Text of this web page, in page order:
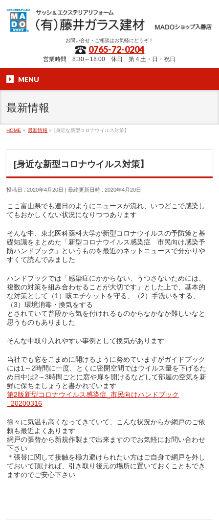
お問い合せ・ご相談はお気軽にどうぞ！
0765-72-0204
営業時間 8:30～18:00 休日 第４土・日・祝日
MENU
最新情報
HOME » 最新情報 » [身近な新型コロナウイルス対策】
[身近な新型コロナウイルス対策】
投稿日 : 2020年4月20日 最終更新日時 : 2020年4月20日
ここ富山県でも連日のようにニュースが流れ、いつどこで感染し
てもおかしくない状況になりつつあります
そんな中、東北医科薬科大学が新型コロナウイルスの予防策と基
礎知識をまとめた「新型コロナウイルス感染症 市民向け感染予
防ハンドブック」というものを最近のネットニュースで分かりや
すくて読んでみました
ハンドブックでは「感染症にかからない、うつさないためには、
複数の対策を組み合わせることが大切です」とした上で、基本的
な対策として（1）咳エチケットを守る、（2）手洗いをする、
（3）環境消毒・換気をする
とされていて普段から気を付けれるものからなかなか難しいなと
思うものもありました
そんな中取り入れやすい事例として換気があります
当社でも窓をこまめに開けるように努めていますがガイドブック
には1～2時間に一度、とくに密閉空間ではウイルス量を下げるた
め日中は2～3時間ごとに窓や扉を開けるなどして部屋の空気を新
鮮に保ちましょうと書かれています
第2版新型コロナウイルス感染症_市民向けハンドブック
_20200316
徐々に気温も高くなってきていて、こんな状況からか網戸のご依
頼も最近よくあります
網戸の張替から新規作製まで出来ますのでお気軽にお問い合わせ
下さい
＊張替に関して接触を極力避けられたい方はご自身で網戸を外し
ておいて頂ければ、引き取り後元の場所に置いておくこともでき
ますのでご安心下さい